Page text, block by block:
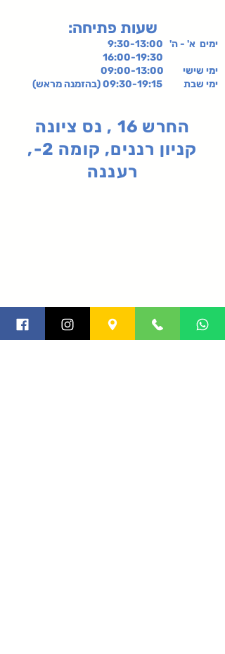
:שעות פתיחה
ימים א' - ה' 9:30-13:00
ימי שישי 09:00-13:00
ימי שבת 09:30-19:15 (בהזמנה מראש)
החרש 16 , נס ציונה
קניון רננים, קומה 2-,
רעננה
תקנון